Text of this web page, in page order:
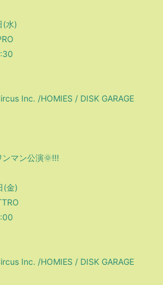
(水)
Inc. /HOMIES / DISK GARAGE
マン公演🌞!!!
(金)
Inc. /HOMIES / DISK GARAGE